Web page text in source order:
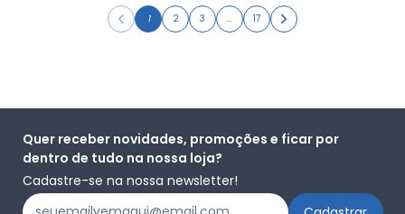
1 2 3 … 17
Quer receber novidades, promoções e ficar por
dentro de tudo na nossa loja?
Cadastre-se na nossa newsletter!